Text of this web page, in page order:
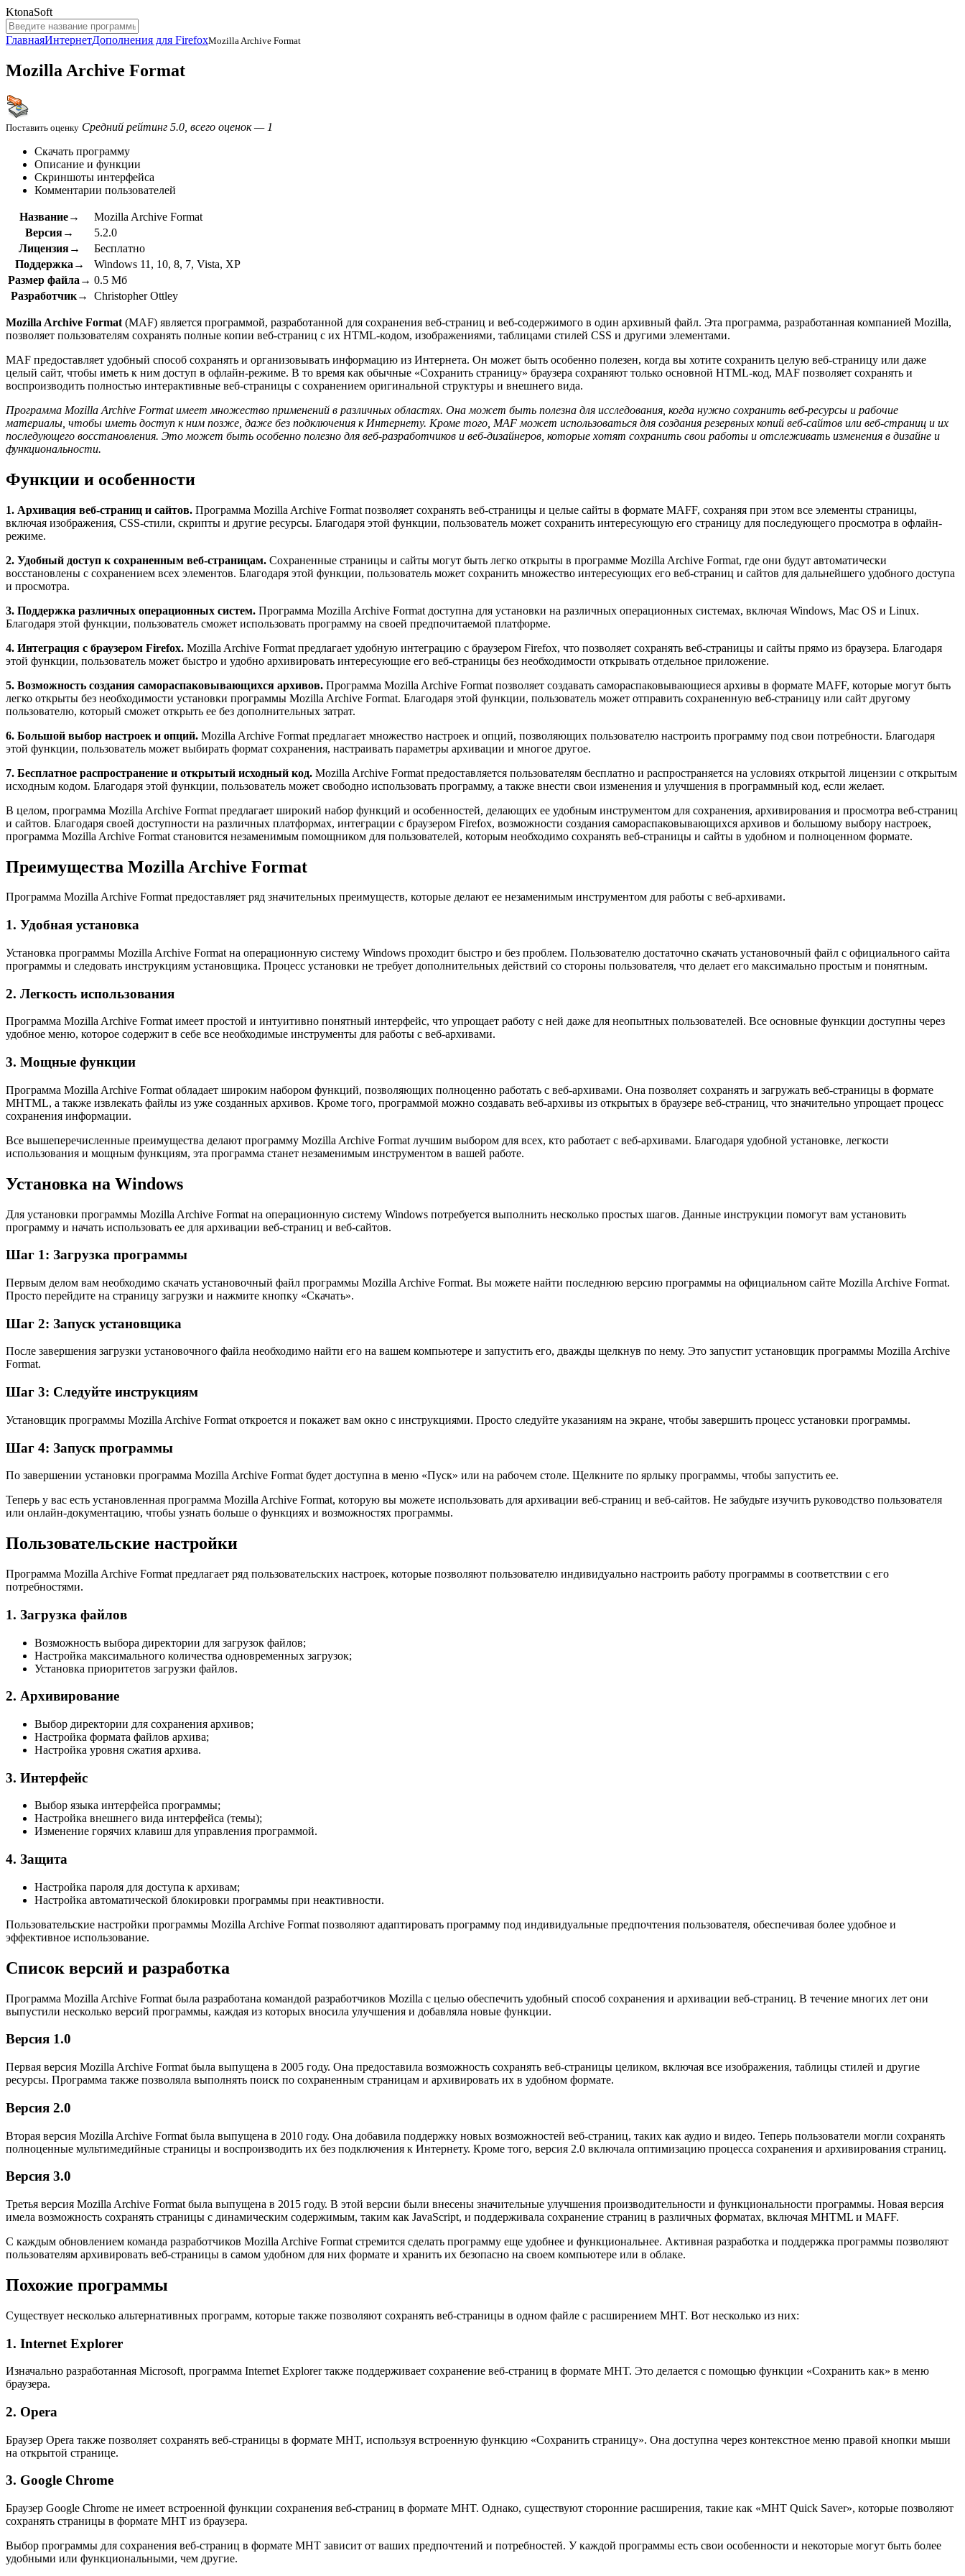
KtonaSoft
ГлавнаяИнтернетДополнения для FirefoxMozilla Archive Format
Mozilla Archive Format
Поставить оценку Средний рейтинг 5.0, всего оценок — 1
Скачать программу
Описание и функции
Скриншоты интерфейса
Комментарии пользователей
Название→
Mozilla Archive Format
Версия→
5.2.0
Лицензия→
Бесплатно
Поддержка→
Windows 11, 10, 8, 7, Vista, XP
Размер файла→ 0.5 Мб
Разработчик→
Christopher Ottley
Mozilla Archive Format (MAF) является программой, разработанной для сохранения веб-страниц и веб-содержимого в один архивный файл. Эта программа, разработанная компанией Mozilla,
позволяет пользователям сохранять полные копии веб-страниц с их HTML-кодом, изображениями, таблицами стилей CSS и другими элементами.
MAF предоставляет удобный способ сохранять и организовывать информацию из Интернета. Он может быть особенно полезен, когда вы хотите сохранить целую веб-страницу или даже
целый сайт, чтобы иметь к ним доступ в офлайн-режиме. В то время как обычные «Сохранить страницу» браузера сохраняют только основной HTML-код, MAF позволяет сохранять и
воспроизводить полностью интерактивные веб-страницы с сохранением оригинальной структуры и внешнего вида.
Программа Mozilla Archive Format имеет множество применений в различных областях. Она может быть полезна для исследования, когда нужно сохранить веб-ресурсы и рабочие
материалы, чтобы иметь доступ к ним позже, даже без подключения к Интернету. Кроме того, MAF может использоваться для создания резервных копий веб-сайтов или веб-страниц и их
последующего восстановления. Это может быть особенно полезно для веб-разработчиков и веб-дизайнеров, которые хотят сохранить свои работы и отслеживать изменения в дизайне и
функциональности.
Функции и особенности
1. Архивация веб-страниц и сайтов. Программа Mozilla Archive Format позволяет сохранять веб-страницы и целые сайты в формате MAFF, сохраняя при этом все элементы страницы,
включая изображения, CSS-стили, скрипты и другие ресурсы. Благодаря этой функции, пользователь может сохранить интересующую его страницу для последующего просмотра в офлайн-
режиме.
2. Удобный доступ к сохраненным веб-страницам. Сохраненные страницы и сайты могут быть легко открыты в программе Mozilla Archive Format, где они будут автоматически
восстановлены с сохранением всех элементов. Благодаря этой функции, пользователь может сохранить множество интересующих его веб-страниц и сайтов для дальнейшего удобного доступа
и просмотра.
3. Поддержка различных операционных систем. Программа Mozilla Archive Format доступна для установки на различных операционных системах, включая Windows, Mac OS и Linux.
Благодаря этой функции, пользователь сможет использовать программу на своей предпочитаемой платформе.
4. Интеграция с браузером Firefox. Mozilla Archive Format предлагает удобную интеграцию с браузером Firefox, что позволяет сохранять веб-страницы и сайты прямо из браузера. Благодаря
этой функции, пользователь может быстро и удобно архивировать интересующие его веб-страницы без необходимости открывать отдельное приложение.
5. Возможность создания самораспаковывающихся архивов. Программа Mozilla Archive Format позволяет создавать самораспаковывающиеся архивы в формате MAFF, которые могут быть
легко открыты без необходимости установки программы Mozilla Archive Format. Благодаря этой функции, пользователь может отправить сохраненную веб-страницу или сайт другому
пользователю, который сможет открыть ее без дополнительных затрат.
6. Большой выбор настроек и опций. Mozilla Archive Format предлагает множество настроек и опций, позволяющих пользователю настроить программу под свои потребности. Благодаря
этой функции, пользователь может выбирать формат сохранения, настраивать параметры архивации и многое другое.
7. Бесплатное распространение и открытый исходный код. Mozilla Archive Format предоставляется пользователям бесплатно и распространяется на условиях открытой лицензии с открытым
исходным кодом. Благодаря этой функции, пользователь может свободно использовать программу, а также внести свои изменения и улучшения в программный код, если желает.
В целом, программа Mozilla Archive Format предлагает широкий набор функций и особенностей, делающих ее удобным инструментом для сохранения, архивирования и просмотра веб-страниц
и сайтов. Благодаря своей доступности на различных платформах, интеграции с браузером Firefox, возможности создания самораспаковывающихся архивов и большому выбору настроек,
программа Mozilla Archive Format становится незаменимым помощником для пользователей, которым необходимо сохранять веб-страницы и сайты в удобном и полноценном формате.
Преимущества Mozilla Archive Format
Программа Mozilla Archive Format предоставляет ряд значительных преимуществ, которые делают ее незаменимым инструментом для работы с веб-архивами.
1. Удобная установка
Установка программы Mozilla Archive Format на операционную систему Windows проходит быстро и без проблем. Пользователю достаточно скачать установочный файл с официального сайта
программы и следовать инструкциям установщика. Процесс установки не требует дополнительных действий со стороны пользователя, что делает его максимально простым и понятным.
2. Легкость использования
Программа Mozilla Archive Format имеет простой и интуитивно понятный интерфейс, что упрощает работу с ней даже для неопытных пользователей. Все основные функции доступны через
удобное меню, которое содержит в себе все необходимые инструменты для работы с веб-архивами.
3. Мощные функции
Программа Mozilla Archive Format обладает широким набором функций, позволяющих полноценно работать с веб-архивами. Она позволяет сохранять и загружать веб-страницы в формате
MHTML, а также извлекать файлы из уже созданных архивов. Кроме того, программой можно создавать веб-архивы из открытых в браузере веб-страниц, что значительно упрощает процесс
сохранения информации.
Все вышеперечисленные преимущества делают программу Mozilla Archive Format лучшим выбором для всех, кто работает с веб-архивами. Благодаря удобной установке, легкости
использования и мощным функциям, эта программа станет незаменимым инструментом в вашей работе.
Установка на Windows
Для установки программы Mozilla Archive Format на операционную систему Windows потребуется выполнить несколько простых шагов. Данные инструкции помогут вам установить
программу и начать использовать ее для архивации веб-страниц и веб-сайтов.
Шаг 1: Загрузка программы
Первым делом вам необходимо скачать установочный файл программы Mozilla Archive Format. Вы можете найти последнюю версию программы на официальном сайте Mozilla Archive Format.
Просто перейдите на страницу загрузки и нажмите кнопку «Скачать».
Шаг 2: Запуск установщика
После завершения загрузки установочного файла необходимо найти его на вашем компьютере и запустить его, дважды щелкнув по нему. Это запустит установщик программы Mozilla Archive
Format.
Шаг 3: Следуйте инструкциям
Установщик программы Mozilla Archive Format откроется и покажет вам окно с инструкциями. Просто следуйте указаниям на экране, чтобы завершить процесс установки программы.
Шаг 4: Запуск программы
По завершении установки программа Mozilla Archive Format будет доступна в меню «Пуск» или на рабочем столе. Щелкните по ярлыку программы, чтобы запустить ее.
Теперь у вас есть установленная программа Mozilla Archive Format, которую вы можете использовать для архивации веб-страниц и веб-сайтов. Не забудьте изучить руководство пользователя
или онлайн-документацию, чтобы узнать больше о функциях и возможностях программы.
Пользовательские настройки
Программа Mozilla Archive Format предлагает ряд пользовательских настроек, которые позволяют пользователю индивидуально настроить работу программы в соответствии с его
потребностями.
1. Загрузка файлов
Возможность выбора директории для загрузок файлов;
Настройка максимального количества одновременных загрузок;
Установка приоритетов загрузки файлов.
2. Архивирование
Выбор директории для сохранения архивов;
Настройка формата файлов архива;
Настройка уровня сжатия архива.
3. Интерфейс
Выбор языка интерфейса программы;
Настройка внешнего вида интерфейса (темы);
Изменение горячих клавиш для управления программой.
4. Защита
Настройка пароля для доступа к архивам;
Настройка автоматической блокировки программы при неактивности.
Пользовательские настройки программы Mozilla Archive Format позволяют адаптировать программу под индивидуальные предпочтения пользователя, обеспечивая более удобное и
эффективное использование.
Список версий и разработка
Программа Mozilla Archive Format была разработана командой разработчиков Mozilla с целью обеспечить удобный способ сохранения и архивации веб-страниц. В течение многих лет они
выпустили несколько версий программы, каждая из которых вносила улучшения и добавляла новые функции.
Версия 1.0
Первая версия Mozilla Archive Format была выпущена в 2005 году. Она предоставила возможность сохранять веб-страницы целиком, включая все изображения, таблицы стилей и другие
ресурсы. Программа также позволяла выполнять поиск по сохраненным страницам и архивировать их в удобном формате.
Версия 2.0
Вторая версия Mozilla Archive Format была выпущена в 2010 году. Она добавила поддержку новых возможностей веб-страниц, таких как аудио и видео. Теперь пользователи могли сохранять
полноценные мультимедийные страницы и воспроизводить их без подключения к Интернету. Кроме того, версия 2.0 включала оптимизацию процесса сохранения и архивирования страниц.
Версия 3.0
Третья версия Mozilla Archive Format была выпущена в 2015 году. В этой версии были внесены значительные улучшения производительности и функциональности программы. Новая версия
имела возможность сохранять страницы с динамическим содержимым, таким как JavaScript, и поддерживала сохранение страниц в различных форматах, включая MHTML и MAFF.
С каждым обновлением команда разработчиков Mozilla Archive Format стремится сделать программу еще удобнее и функциональнее. Активная разработка и поддержка программы позволяют
пользователям архивировать веб-страницы в самом удобном для них формате и хранить их безопасно на своем компьютере или в облаке.
Похожие программы
Существует несколько альтернативных программ, которые также позволяют сохранять веб-страницы в одном файле с расширением MHT. Вот несколько из них:
1. Internet Explorer
Изначально разработанная Microsoft, программа Internet Explorer также поддерживает сохранение веб-страниц в формате MHT. Это делается с помощью функции «Сохранить как» в меню
браузера.
2. Opera
Браузер Opera также позволяет сохранять веб-страницы в формате MHT, используя встроенную функцию «Сохранить страницу». Она доступна через контекстное меню правой кнопки мыши
на открытой странице.
3. Google Chrome
Браузер Google Chrome не имеет встроенной функции сохранения веб-страниц в формате MHT. Однако, существуют сторонние расширения, такие как «MHT Quick Saver», которые позволяют
сохранять страницы в формате MHT из браузера.
Выбор программы для сохранения веб-страниц в формате MHT зависит от ваших предпочтений и потребностей. У каждой программы есть свои особенности и некоторые могут быть более
удобными или функциональными, чем другие.